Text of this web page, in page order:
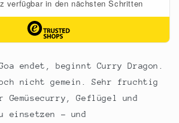
endet, beginnt Curry Dragon.
nicht gemein. Sehr fruchtig
Gemüsecurry, Geflügel und
einsetzen - und